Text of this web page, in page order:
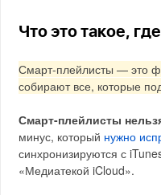
Что это такое,
Смарт-плейлисты — это
собирают все, которые
Смарт-плейлисты
минус, который нужно
синхронизируются с
«Медиатекой iCloud».